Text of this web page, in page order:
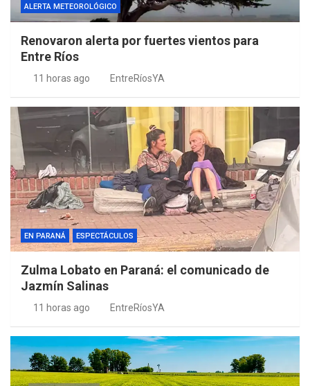
ALERTA METEOROLÓGICO
Renovaron alerta por fuertes vientos para
Entre Ríos
11 horas ago EntreRíosYA
EN PARANÁ ESPECTÁCULOS
Zulma Lobato en Paraná: el comunicado de
Jazmín Salinas
11 horas ago EntreRíosYA